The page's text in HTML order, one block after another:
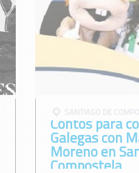
SANTIAGO DE
Contos para
Galegas con
Moreno en
Compostela